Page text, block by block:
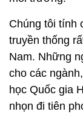
Chúng tôi tính
truyền thống
Nam. Những
cho các
học Quốc gia
nhọn đi tiên